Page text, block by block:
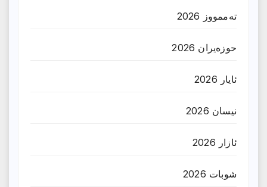
تەممووز 2026
حوزه‌یران 2026
ئایار 2026
نیسان 2026
ئازار 2026
شوبات 2026